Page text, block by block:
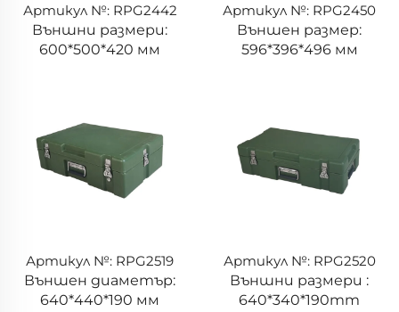
Артикул №: RPG2442
Външни размери:
600*500*420 мм
Артикул №: RPG2450
Външен размер:
596*396*496 мм
Артикул №: RPG2519
Външен диаметър:
640*440*190 мм
Артикул №: RPG2520
Външни размери :
640*340*190mm